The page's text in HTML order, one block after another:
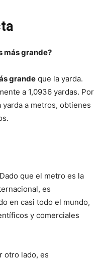
más grande?
grande que la yarda.
a 1,0936 yardas. Por
a metros, obtienes
Dado que el metro es la
es
en casi todo el mundo,
y comerciales
otro lado, es